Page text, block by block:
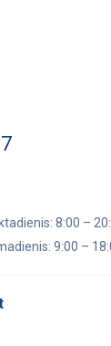
8:00 –
9:00 –